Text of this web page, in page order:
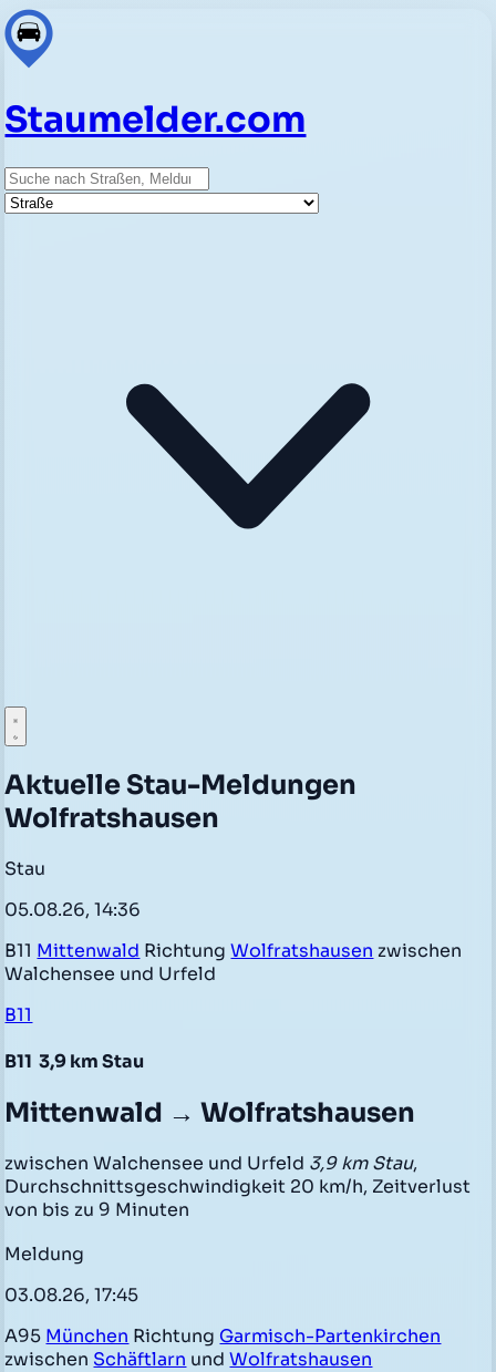
Staumelder.com
Suche
Straße
Aktuelle Stau-Meldungen
Wolfratshausen
Stau
05.08.26, 14:36
B11 Mittenwald RichtungWolfratshausen zwischen
Walchensee und Urfeld
B11
B11 3,9 km Stau
Mittenwald → Wolfratshausen
zwischen Walchensee und Urfeld 3,9 km Stau,
Durchschnittsgeschwindigkeit 20 km/h, Zeitverlust
von bis zu 9 Minuten
Meldung
03.08.26, 17:45
A95 München Richtung Garmisch-Partenkirchen
zwischen Schäftlarn undWolfratshausen